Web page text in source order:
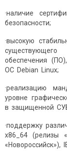
·наличие
безопасности;
·высокую
обеспечения
ОС Debian Linux;
·реализацию
уровне
в защищенной
·поддержку
x86_64 (релизы
«Новороссийск»),